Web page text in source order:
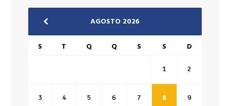
AGOSTO 2026
S T Q Q S S D
1 2
3 4 5 6 7 8 9